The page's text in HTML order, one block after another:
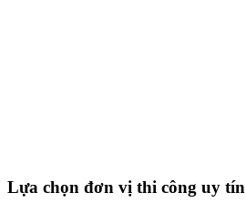
Lựa chọn đơn vị thi công uy tín